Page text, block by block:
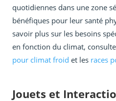
quotidiennes dans une zone
bénéfiques pour leur santé
savoir plus sur les besoins
en fonction du climat,
pour climat froid et les races
Jouets et